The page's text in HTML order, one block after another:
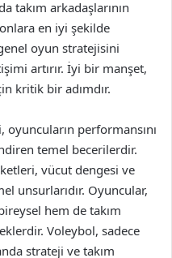
takım arkadaşlarının
en iyi şekilde
genel oyun stratejisini
artırır. İyi bir manşet,
kritik bir adımdır.
performansını
temel becerilerdir.
vücut dengesi ve
unsurlarıdır. Oyuncular,
hem de takım
Voleybol, sadece
strateji ve takım